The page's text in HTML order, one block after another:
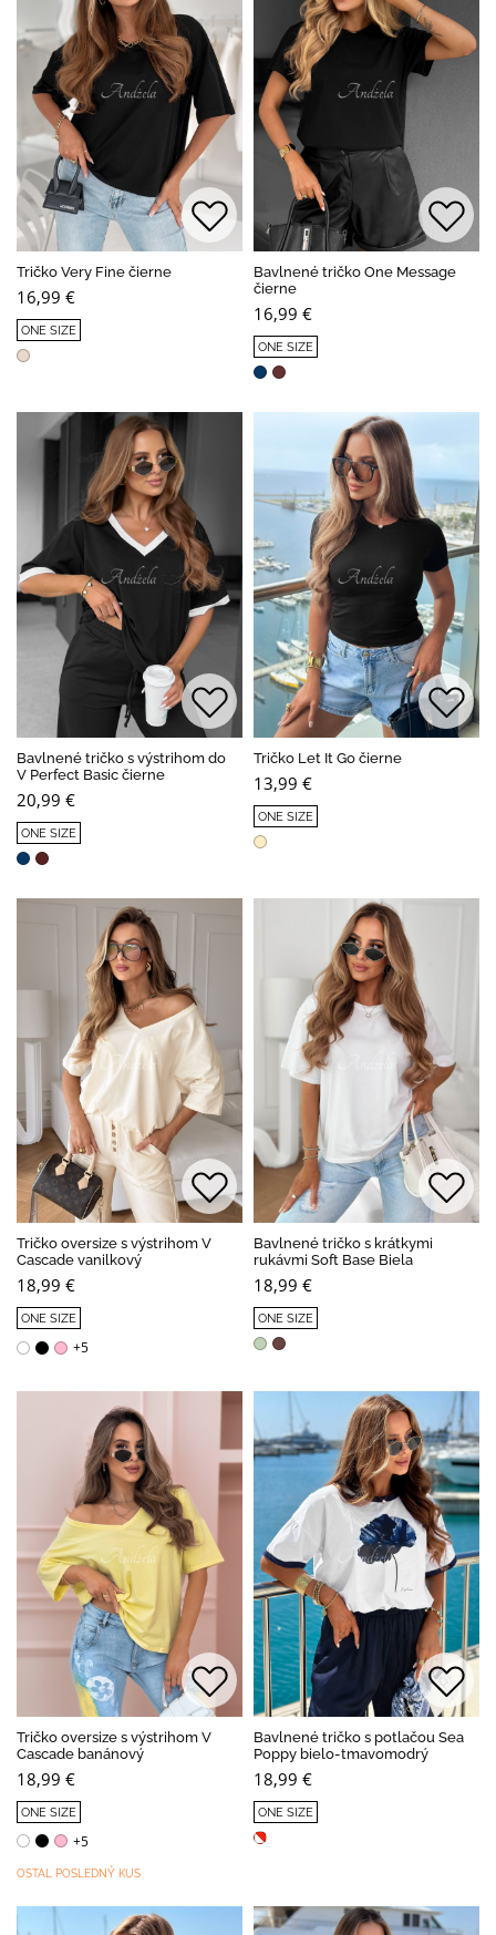
Tričko Very Fine čierne
16,99 €
ONE SIZE
Bavlnené tričko One Message
čierne
16,99 €
ONE SIZE
Bavlnené tričko s výstrihom do
V Perfect Basic čierne
20,99 €
ONE SIZE
Tričko Let It Go čierne
13,99 €
ONE SIZE
Tričko oversize s výstrihom V
Cascade vanilkový
18,99 €
ONE SIZE
+5
Bavlnené tričko s krátkymi
rukávmi Soft Base Biela
18,99 €
ONE SIZE
Tričko oversize s výstrihom V
Cascade banánový
18,99 €
ONE SIZE
+5
OSTAL POSLEDNÝ KUS
Bavlnené tričko s potlačou Sea
Poppy bielo-tmavomodrý
18,99 €
ONE SIZE